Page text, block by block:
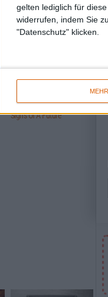
gelten lediglich für
widerrufen, indem Sie
"Datenschutz" klicken.
Signs Of Truth
Signs Of A Future